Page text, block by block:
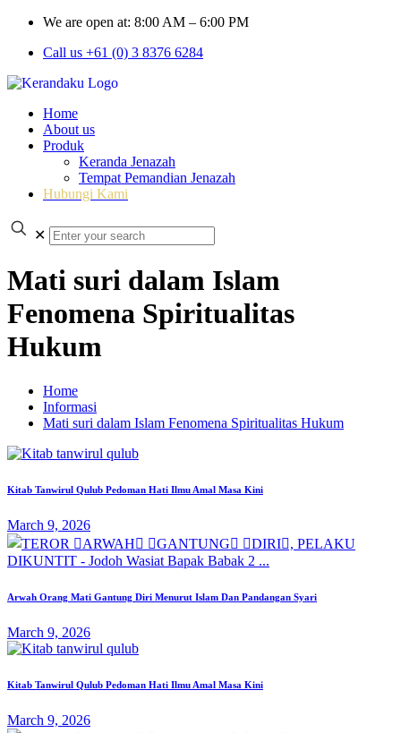
We are open at: 8:00 AM – 6:00 PM
Call us +61 (0) 3 8376 6284
Home
About us
Produk
Keranda Jenazah
Tempat Pemandian Jenazah
Hubungi Kami
✕
Mati suri dalam Islam
Fenomena Spiritualitas
Hukum
Home
Informasi
Mati suri dalam Islam Fenomena Spiritualitas Hukum
Kitab Tanwirul Qulub Pedoman Hati Ilmu Amal Masa Kini
March 9, 2026
Arwah Orang Mati Gantung Diri Menurut Islam Dan Pandangan Syari
March 9, 2026
Kitab Tanwirul Qulub Pedoman Hati Ilmu Amal Masa Kini
March 9, 2026